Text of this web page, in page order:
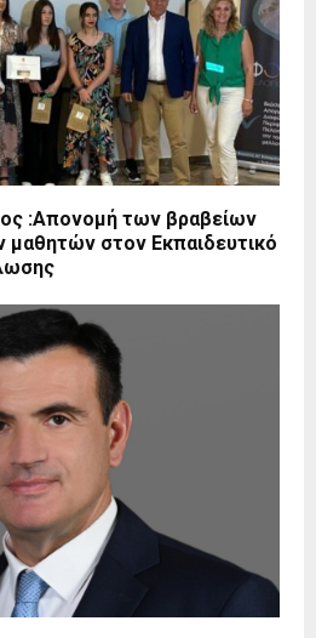
:Aπονομή των βραβείων
στον Εκπαιδευτικό